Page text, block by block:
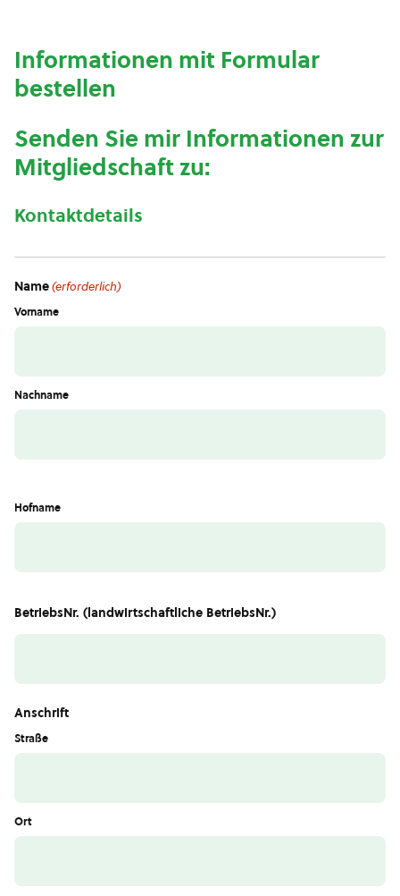
Informationen mit Formular
bestellen
Senden Sie mir Informationen zur
Mitgliedschaft zu:
Kontaktdetails
Name(erforderlich)
Vorname
Nachname
Hofname
BetriebsNr. (landwirtschaftliche BetriebsNr.)
Anschrift
Straße
Ort